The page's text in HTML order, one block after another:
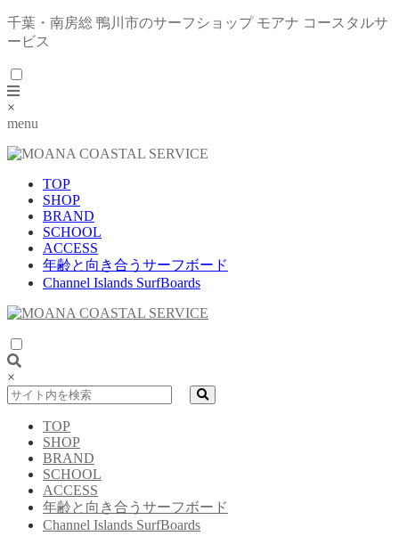
千葉・南房総 鴨川市のサーフショップ モアナ コースタルサ
ービス
×
menu
TOP
SHOP
BRAND
SCHOOL
ACCESS
年齢と向き合うサーフボード
Channel Islands SurfBoards
×
TOP
SHOP
BRAND
SCHOOL
ACCESS
年齢と向き合うサーフボード
Channel Islands SurfBoards